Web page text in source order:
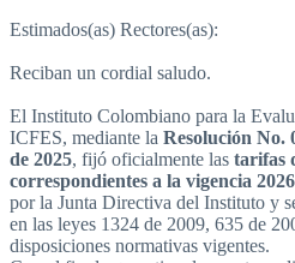
Estimados(as) Rectores(as):
Reciban un cordial saludo.
El Instituto Colombiano para la
ICFES, mediante la Resolución No.
de 2025, fijó oficialmente las tarifas
correspondientes a la vigencia 2026
por la Junta Directiva del Instituto y
en las leyes 1324 de 2009, 635 de
disposiciones normativas vigentes.